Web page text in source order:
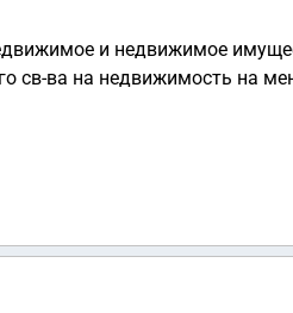
и недвижимое
св-ва на недвижимость на
на каждый объект ,